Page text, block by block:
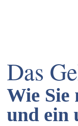
Das
Wie Sie
und ein